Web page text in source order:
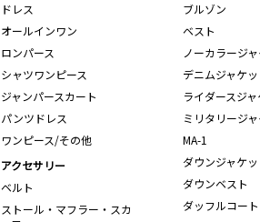
ドレス
オールインワン
ロンパース
シャツワンピース
ジャンパースカート
パンツドレス
ワンピース/その他
ブルゾン
ベスト
ノーカラージ
デニムジャケッ
ライダースジ
ミリタリージ
MA-1
ダウンジャケ
ダウンベスト
ダッフルコート
アクセサリー
ベルト
ストール・マフラー・スカ